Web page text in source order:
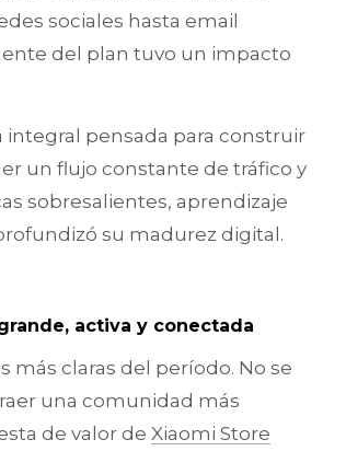
sociales hasta email
del plan tuvo un impacto
integral pensada para construir
un flujo constante de tráfico y
sobresalientes, aprendizaje
su madurez digital.
activa y conectada
más claras del período. No se
una comunidad más
de valor de Xiaomi Store